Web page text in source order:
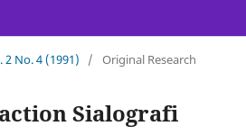
2 No. 4 (1991) / Original Research
Sialografi